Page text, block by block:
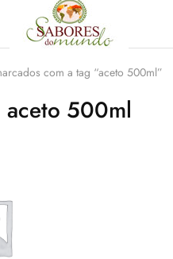
com a tag “aceto 500ml”
aceto 500ml